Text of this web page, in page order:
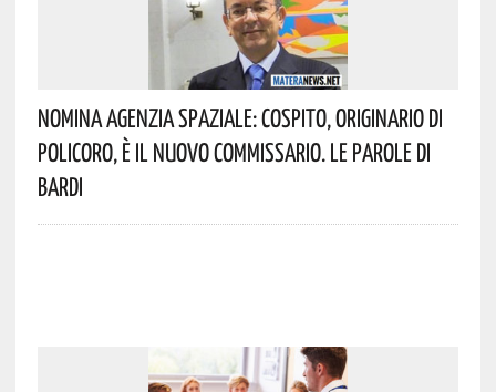
Nomina Agenzia Spaziale: Cospito, Originario Di
Policoro, È Il Nuovo Commissario. Le Parole Di
Bardi